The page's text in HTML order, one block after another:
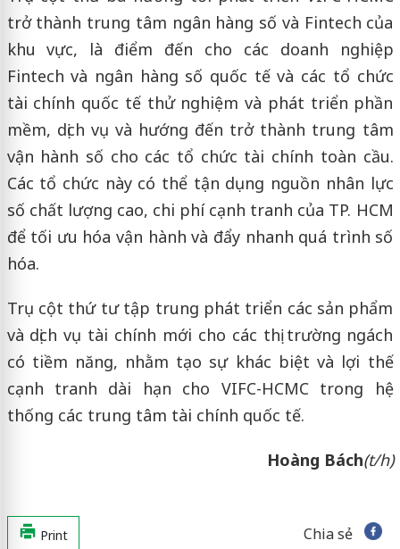
trở thành trung tâm ngân hàng số và Fintech của
khu vực, là điểm đến cho các doanh nghiệp
Fintech và ngân hàng số quốc tế và các tổ chức
tài chính quốc tế thử nghiệm và phát triển phần
mềm, dịch vụ và hướng đến trở thành trung tâm
vận hành số cho các tổ chức tài chính toàn cầu.
Các tổ chức này có thể tận dụng nguồn nhân lực
số chất lượng cao, chi phí cạnh tranh của TP. HCM
để tối ưu hóa vận hành và đẩy nhanh quá trình số
hóa.
Trụ cột thứ tư tập trung phát triển các sản phẩm
và dịch vụ tài chính mới cho các thị trường ngách
có tiềm năng, nhằm tạo sự khác biệt và lợi thế
cạnh tranh dài hạn cho VIFC-HCMC trong hệ
thống các trung tâm tài chính quốc tế.
Hoàng Bách(t/h)
Print Chia sẻ